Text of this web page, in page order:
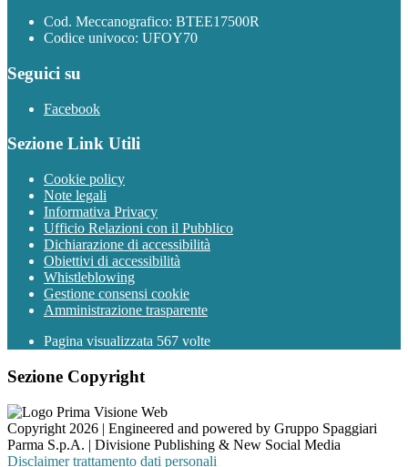
Cod. Meccanografico: BTEE17500R
Codice univoco: UFOY70
Seguici su
Facebook
Sezione Link Utili
Cookie policy
Note legali
Informativa Privacy
Ufficio Relazioni con il Pubblico
Dichiarazione di accessibilità
Obiettivi di accessibilità
Whistleblowing
Gestione consensi cookie
Amministrazione trasparente
Pagina visualizzata 567 volte
Sezione Copyright
Copyright 2026 | Engineered and powered by Gruppo Spaggiari
Parma S.p.A. | Divisione Publishing & New Social Media
Disclaimer trattamento dati personali